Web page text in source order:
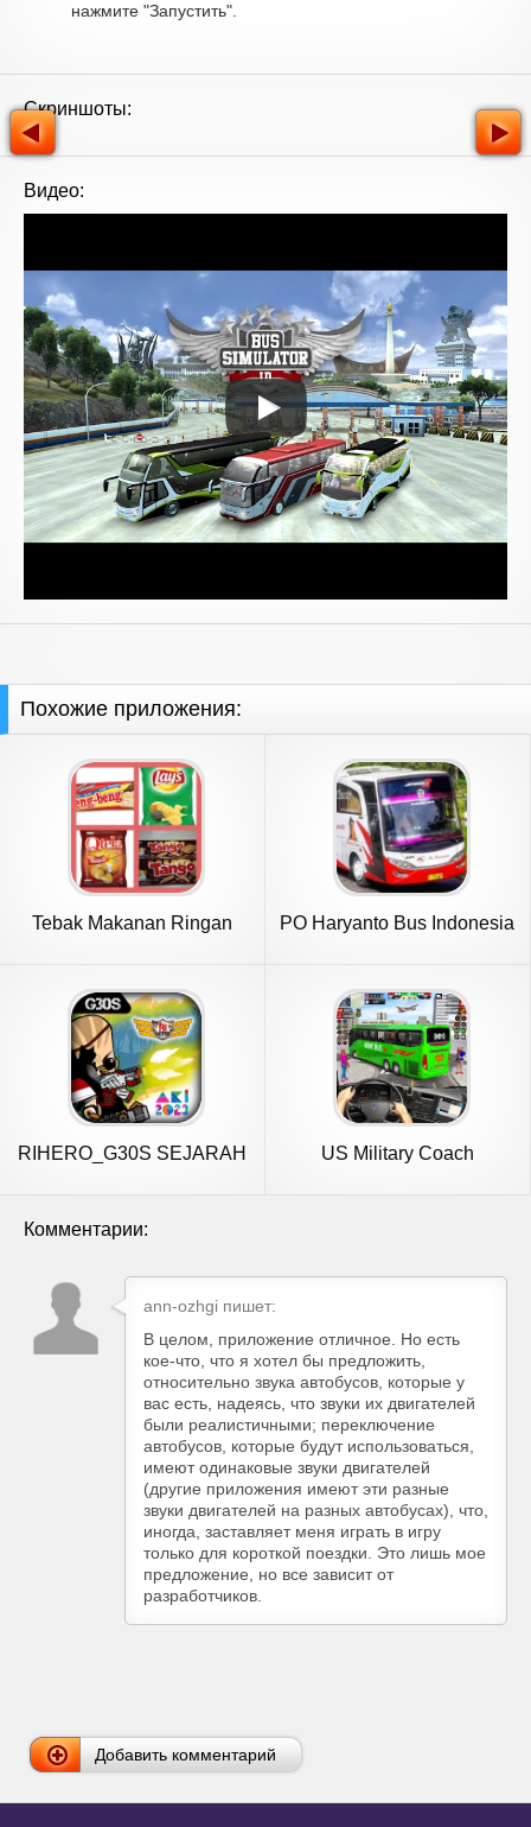
нажмите "Запустить".
Скриншоты:
Видео:
Похожие приложения:
Tebak Makanan Ringan
PO Haryanto Bus Indonesia
RIHERO_G30S SEJARAH
US Military Coach
Комментарии:
ann-ozhgi пишет:
В целом, приложение отличное. Но есть
кое-что, что я хотел бы предложить,
относительно звука автобусов, которые у
вас есть, надеясь, что звуки их двигателей
были реалистичными; переключение
автобусов, которые будут использоваться,
имеют одинаковые звуки двигателей
(другие приложения имеют эти разные
звуки двигателей на разных автобусах), что,
иногда, заставляет меня играть в игру
только для короткой поездки. Это лишь мое
предложение, но все зависит от
разработчиков.
Добавить комментарий